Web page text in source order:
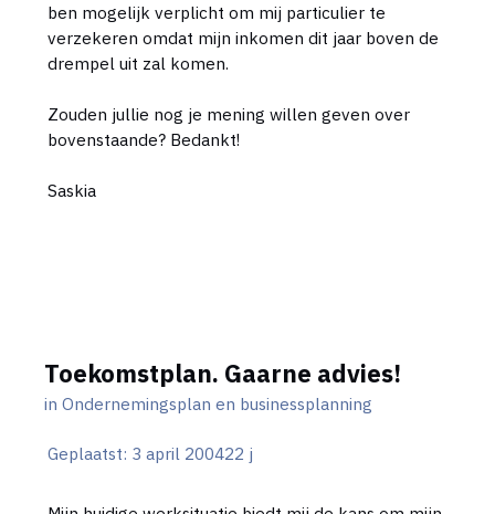
ben mogelijk verplicht om mij particulier te
verzekeren omdat mijn inkomen dit jaar boven de
drempel uit zal komen.
Zouden jullie nog je mening willen geven over
bovenstaande? Bedankt!
Saskia
Toekomstplan. Gaarne advies!
in Ondernemingsplan en businessplanning
Geplaatst: 3 april 200422 j